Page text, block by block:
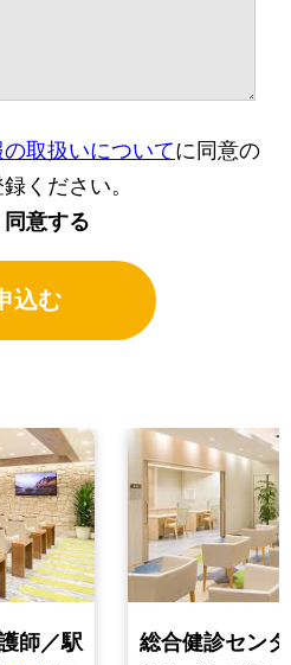
取扱いについてに同意の
ください。
同意する
師／駅
総合健診セン